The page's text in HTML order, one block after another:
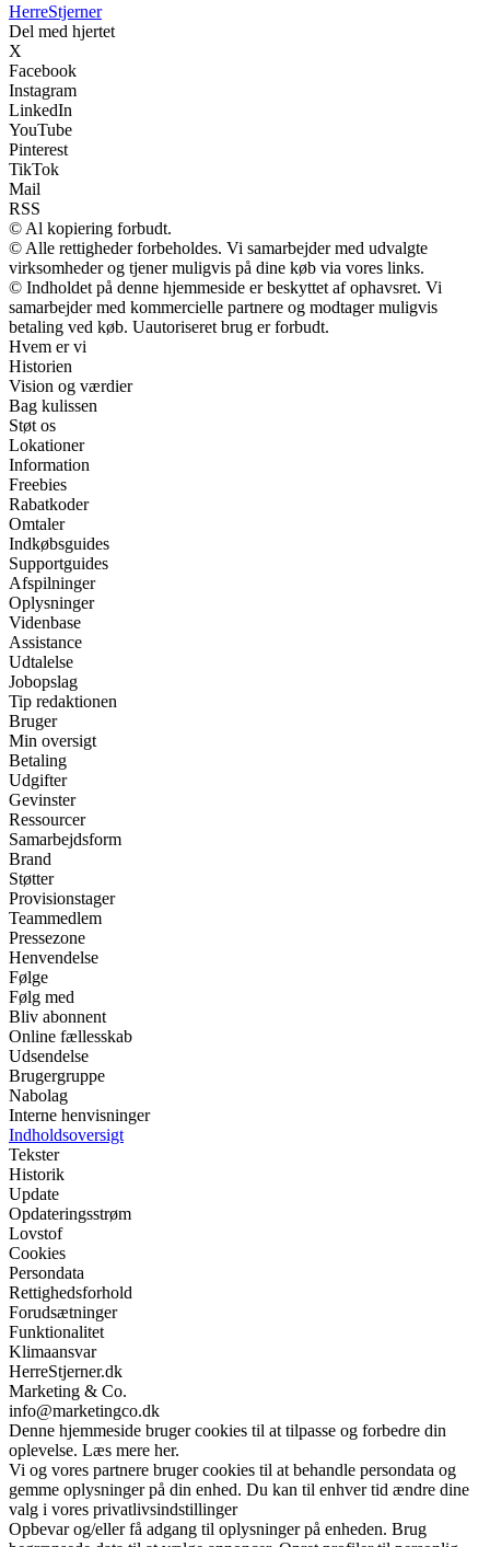
HerreStjerner
Del med hjertet
X
Facebook
Instagram
LinkedIn
YouTube
Pinterest
TikTok
Mail
RSS
© Al kopiering forbudt.
© Alle rettigheder forbeholdes. Vi samarbejder med udvalgte
virksomheder og tjener muligvis på dine køb via vores links.
© Indholdet på denne hjemmeside er beskyttet af ophavsret. Vi
samarbejder med kommercielle partnere og modtager muligvis
betaling ved køb. Uautoriseret brug er forbudt.
Hvem er vi
Historien
Vision og værdier
Bag kulissen
Støt os
Lokationer
Information
Freebies
Rabatkoder
Omtaler
Indkøbsguides
Supportguides
Afspilninger
Oplysninger
Videnbase
Assistance
Udtalelse
Jobopslag
Tip redaktionen
Bruger
Min oversigt
Betaling
Udgifter
Gevinster
Ressourcer
Samarbejdsform
Brand
Støtter
Provisionstager
Teammedlem
Pressezone
Henvendelse
Følge
Følg med
Bliv abonnent
Online fællesskab
Udsendelse
Brugergruppe
Nabolag
Interne henvisninger
Indholdsoversigt
Tekster
Historik
Update
Opdateringsstrøm
Lovstof
Cookies
Persondata
Rettighedsforhold
Forudsætninger
Funktionalitet
Klimaansvar
HerreStjerner.dk
Marketing & Co.
info@marketingco.dk
Denne hjemmeside bruger cookies til at tilpasse og forbedre din
oplevelse. Læs mere her.
Vi og vores partnere bruger cookies til at behandle persondata og
gemme oplysninger på din enhed. Du kan til enhver tid ændre dine
valg i vores privatlivsindstillinger
Opbevar og/eller få adgang til oplysninger på enheden. Brug